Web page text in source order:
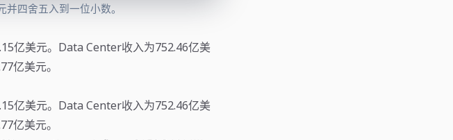
四舍五入到一位小数。
亿美元。Data Center收入为752.46亿美
亿美元。
亿美元。Data Center收入为752.46亿美
亿美元。